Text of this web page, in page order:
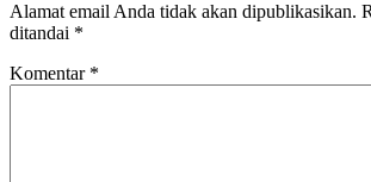
Alamat email Anda tidak akan dipublikasikan.
ditandai *
Komentar *